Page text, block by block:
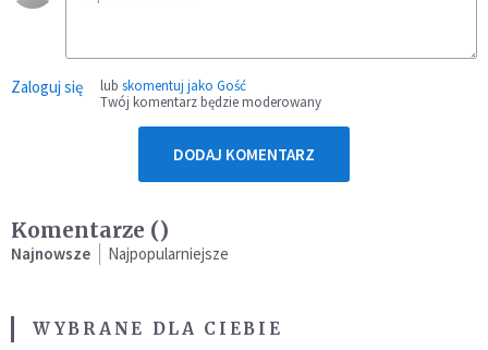
Zaloguj się lub skomentuj jako Gość
Twój komentarz będzie moderowany
DODAJ KOMENTARZ
Komentarze ()
Najnowsze Najpopularniejsze
WYBRANE DLA CIEBIE